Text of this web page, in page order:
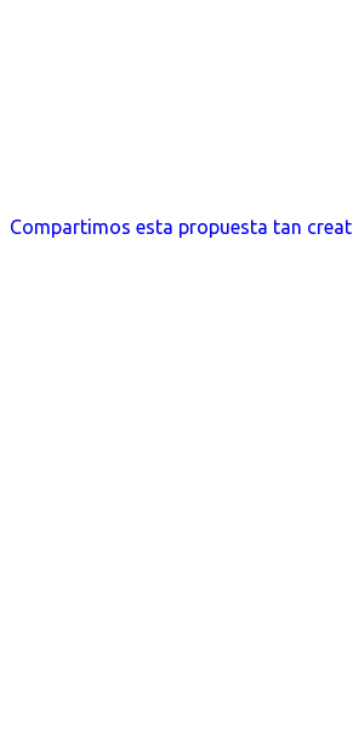
Compartimos esta propuesta tan